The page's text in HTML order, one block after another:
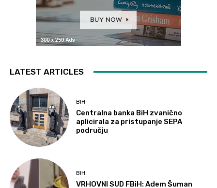
LATEST ARTICLES
BIH
Centralna banka BiH zvanično
aplicirala za pristupanje SEPA
području
BIH
VRHOVNI SUD FBiH: Adem Šuman